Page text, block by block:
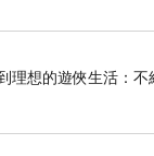
理想的遊俠生活：